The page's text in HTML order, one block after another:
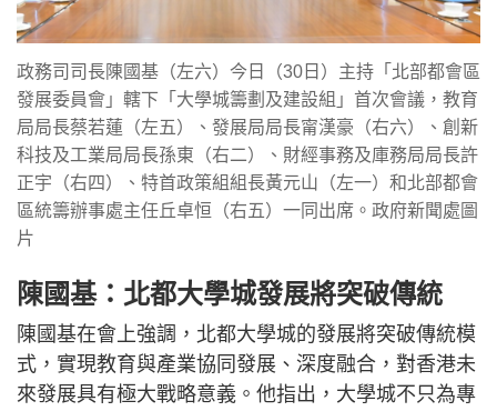
政務司司長陳國基（左六）今日（30日）主持「北部都會區
發展委員會」轄下「大學城籌劃及建設組」首次會議，教育
局局長蔡若蓮（左五）、發展局局長甯漢豪（右六）、創新
科技及工業局局長孫東（右二）、財經事務及庫務局局長許
正宇（右四）、特首政策組組長黃元山（左一）和北部都會
區統籌辦事處主任丘卓恒（右五）一同出席。政府新聞處圖
片
陳國基：北都大學城發展將突破傳統
陳國基在會上強調，北都大學城的發展將突破傳統模
式，實現教育與產業協同發展、深度融合，對香港未
來發展具有極大戰略意義。他指出，大學城不只為專